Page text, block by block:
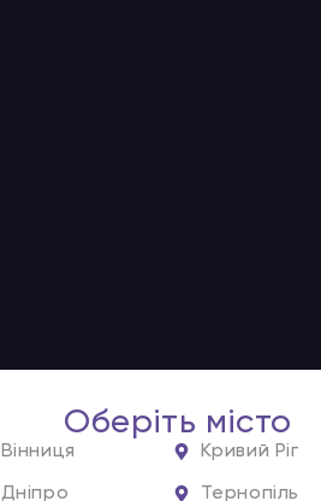
Оберіть місто
Вінниця
Дніпро
Кривий Ріг
Тернопіль